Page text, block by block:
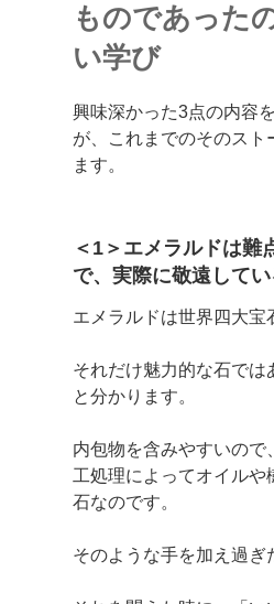
ものであった
い学び
興味深かった3点の内容
が、これまでのそのスト
ます。
＜1＞エメラルドは難
で、実際に敬遠して
エメラルドは世界四大宝
それだけ魅力的な石で
と分かります。
内包物を含みやすいの
工処理によってオイル
石なのです。
そのような手を加え過ぎ